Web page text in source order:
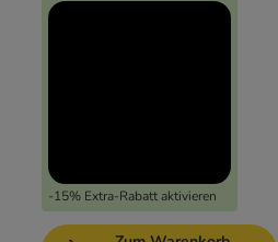
-15% Extra-Rabatt aktivieren